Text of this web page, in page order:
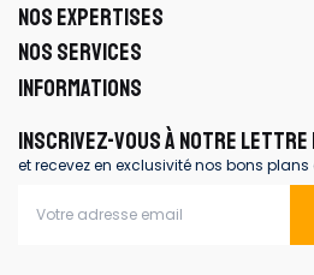
NOS EXPERTISES
NOS SERVICES
INFORMATIONS
INSCRIVEZ-VOUS À NOTRE
et recevez en exclusivité nos bons